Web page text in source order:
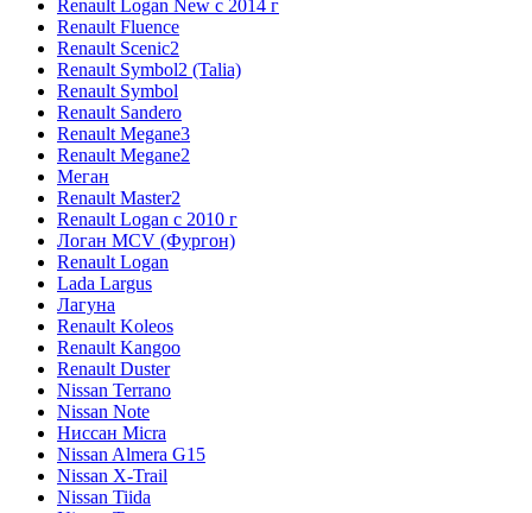
Renault Logan New с 2014 г
Renault Fluence
Renault Scenic2
Renault Symbol2 (Talia)
Renault Symbol
Renault Sandero
Renault Megane3
Renault Megane2
Меган
Renault Master2
Renault Logan c 2010 г
Логан МСV (Фургон)
Renault Logan
Lada Largus
Лагуна
Renault Koleos
Renault Kangoo
Renault Duster
Nissan Terrano
Nissan Note
Ниссан Micra
Nissan Almera G15
Nissan X-Trail
Nissan Tiida